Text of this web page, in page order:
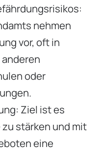
nehmen
vor, oft in
oder
Ziel ist es
stärken und mit
eine